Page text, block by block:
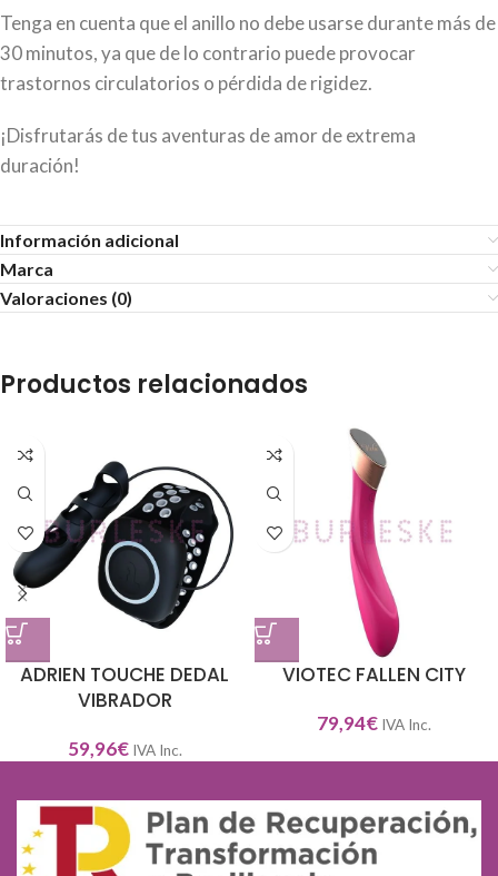
Tenga en cuenta que el anillo no debe usarse durante más de
30 minutos, ya que de lo contrario puede provocar
trastornos circulatorios o pérdida de rigidez.
¡Disfrutarás de tus aventuras de amor de extrema
duración!
Información adicional
Marca
Valoraciones (0)
Productos relacionados
ADRIEN TOUCHE DEDAL
VIBRADOR
59,96€ IVA Inc.
VIOTEC FALLEN CITY
79,94€ IVA Inc.